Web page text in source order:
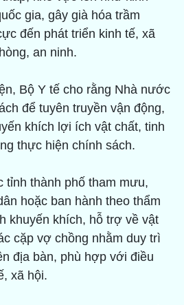
gia, gây già hóa trầm
đến phát triển kinh tế, xã
an ninh.
Bộ Y tế cho rằng Nhà nước
để tuyên truyền vận động,
khích lợi ích vật chất, tinh
thực hiện chính sách.
tỉnh thành phố tham mưu,
hoặc ban hành theo thẩm
khuyến khích, hỗ trợ về vật
cặp vợ chồng nhằm duy trì
địa bàn, phù hợp với điều
xã hội.